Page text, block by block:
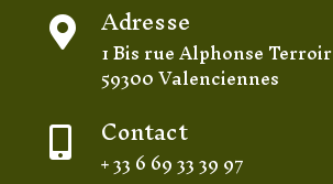
 Adresse
1 Bis rue Alphonse Terroir
59300 Valenciennes
 Contact
+ 33 6 69 33 39 97